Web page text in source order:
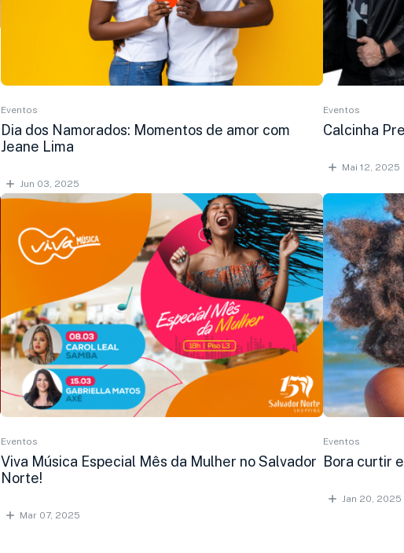
Eventos
Dia dos Namorados: Momentos de amor com
Jeane Lima
Jun 03, 2025
Eventos
Calcinha
Mai 12, 2025
Eventos
Viva Música Especial Mês da Mulher no Salvador
Norte!
Mar 07, 2025
Eventos
Bora curtir
Jan 20, 2025